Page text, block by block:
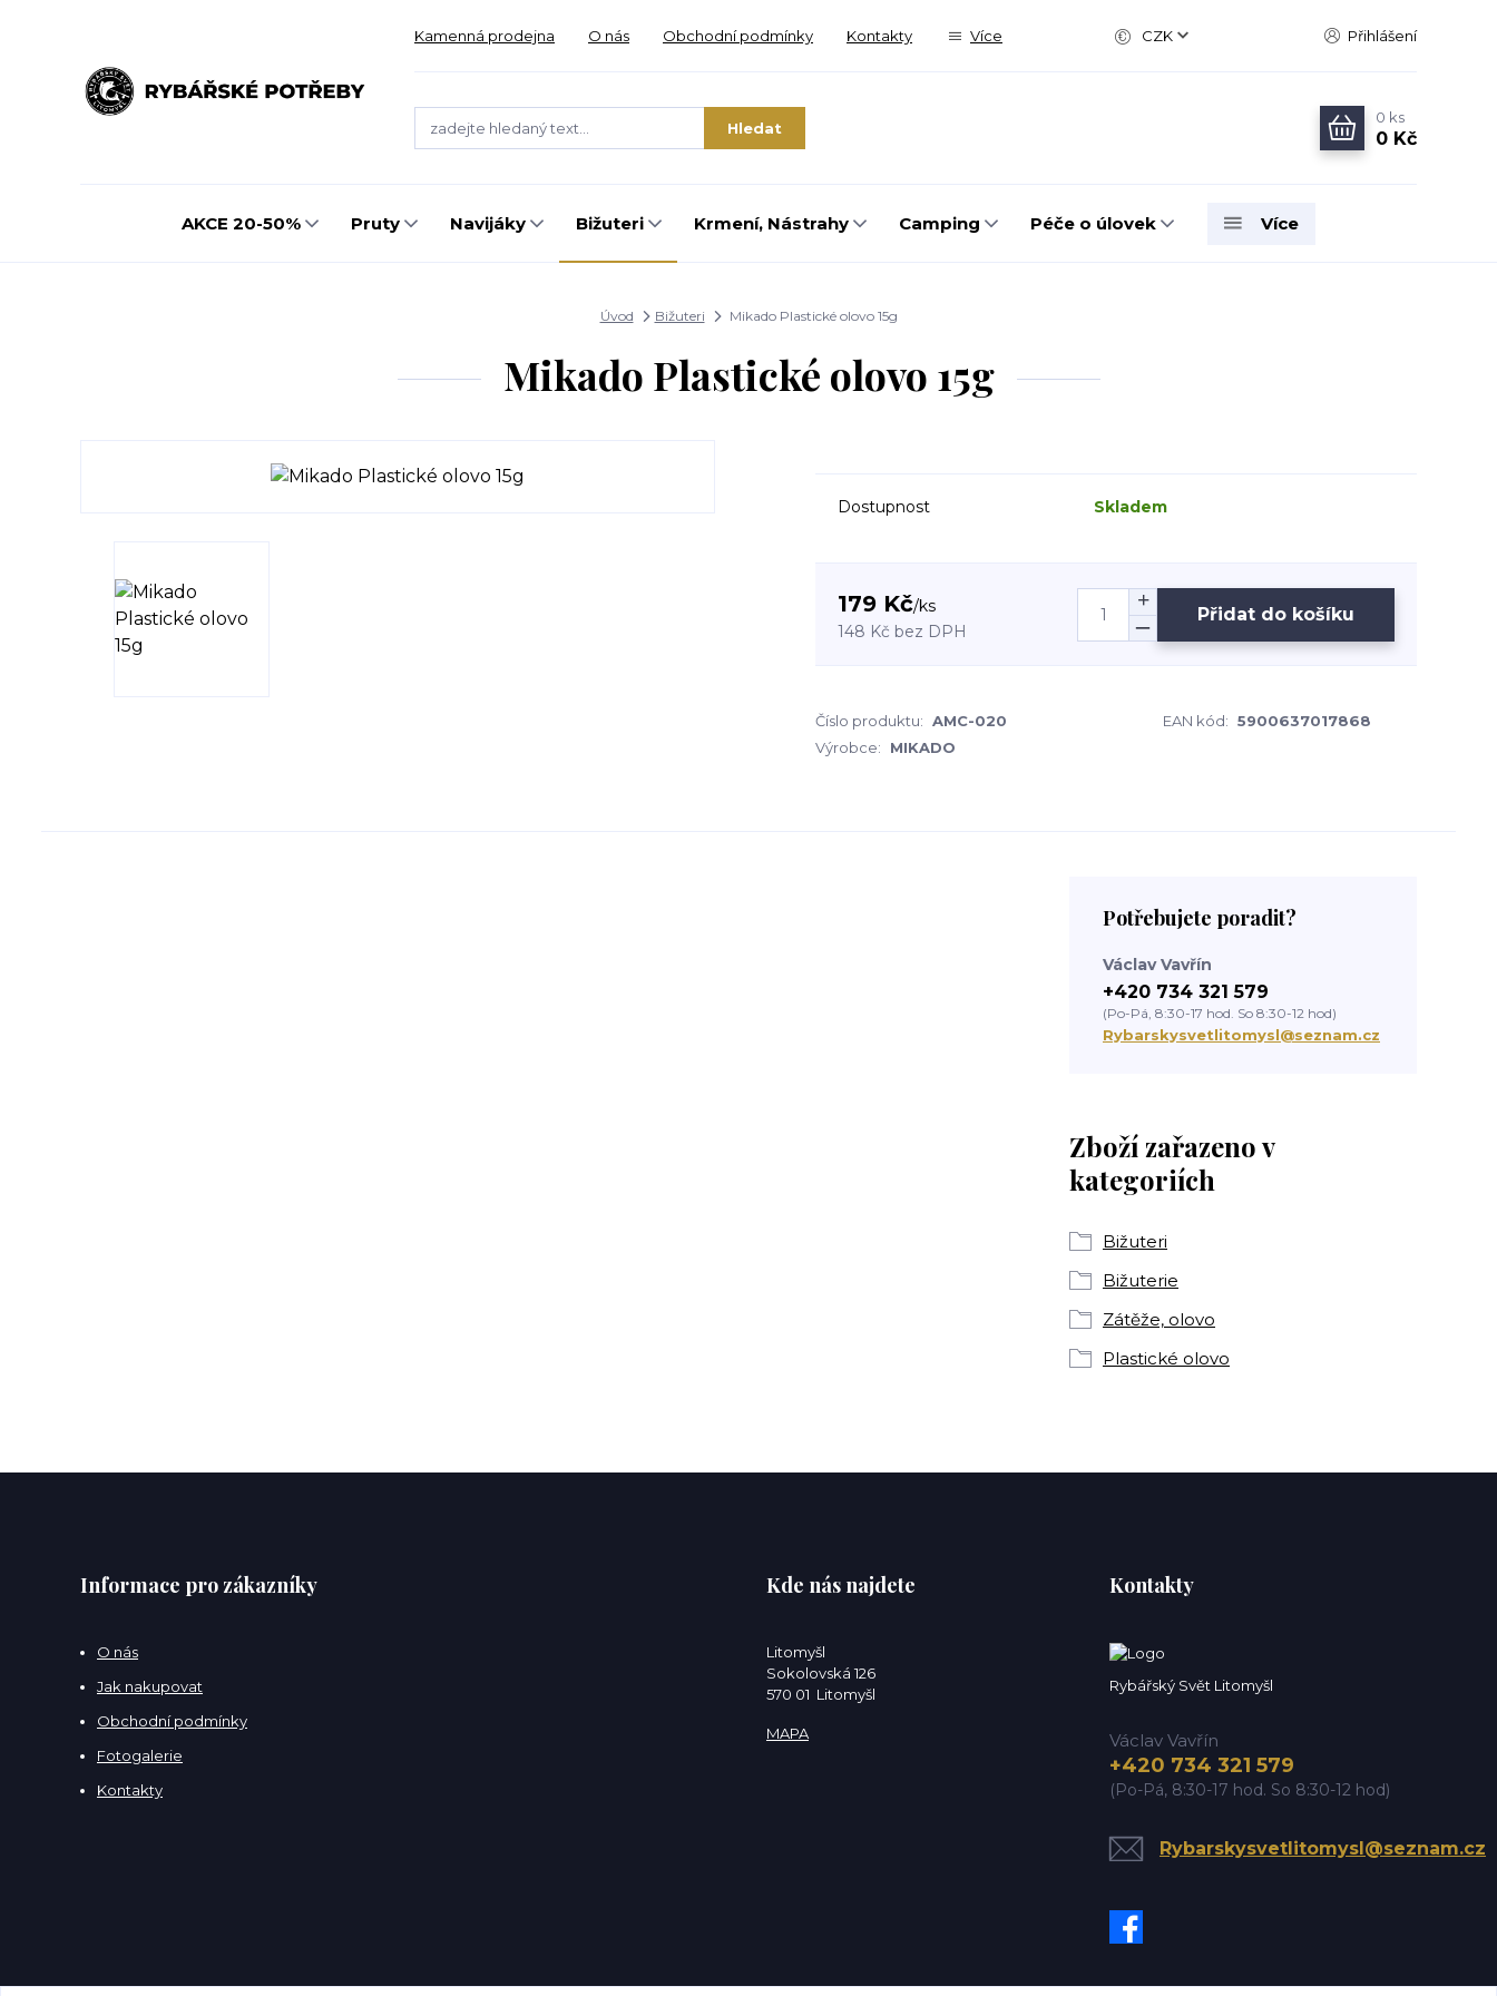
Kamenná prodejna O nás Obchodní podmínky Kontakty Více CZK Přihlášení
Hledat
0 ks
0 Kč
AKCE 20-50% Pruty Navijáky Bižuteri Krmení, Nástrahy Camping Péče o úlovek Více
Úvod Bižuteri Mikado Plastické olovo 15g
Mikado Plastické olovo 15g
Dostupnost Skladem
179 Kč/ks
148 Kč bez DPH
Přidat do košíku
Číslo produktu: AMC-020 EAN kód: 5900637017868
Výrobce:
MIKADO
Zboží zařazeno v
kategoriích
Bižuteri
Bižuterie
Zátěže, olovo
Plastické olovo
Potřebujete poradit?
Václav Vavřín
+420 734 321 579
(Po-Pá, 8:30-17 hod. So 8:30-12 hod)
Rybarskysvetlitomysl@seznam.cz
Informace pro zákazníky
O nás
Jak nakupovat
Obchodní podmínky
Fotogalerie
Kontakty
Kde nás najdete
Litomyšl
Sokolovská 126
570 01 Litomyšl
MAPA
Kontakty
Rybářský Svět Litomyšl
Václav Vavřín
+420 734 321 579
(Po-Pá, 8:30-17 hod. So 8:30-12 hod)
Rybarskysvetlitomysl@seznam.cz